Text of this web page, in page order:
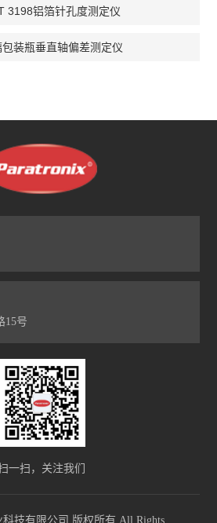
3198铝箔针孔度测定仪
装瓶垂直轴偏差测定仪
15号
一扫，关注我们
技有限公司 版权所有 All Rights